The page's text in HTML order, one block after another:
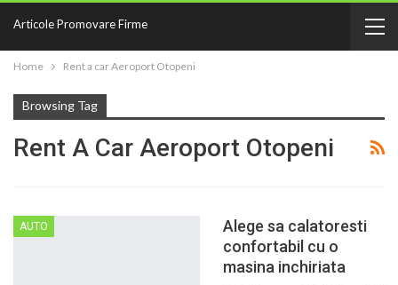
Articole Promovare Firme
Home Rent a car Aeroport Otopeni
Browsing Tag
Rent A Car Aeroport Otopeni
AUTO
Alege sa calatoresti
confortabil cu o
masina inchiriata